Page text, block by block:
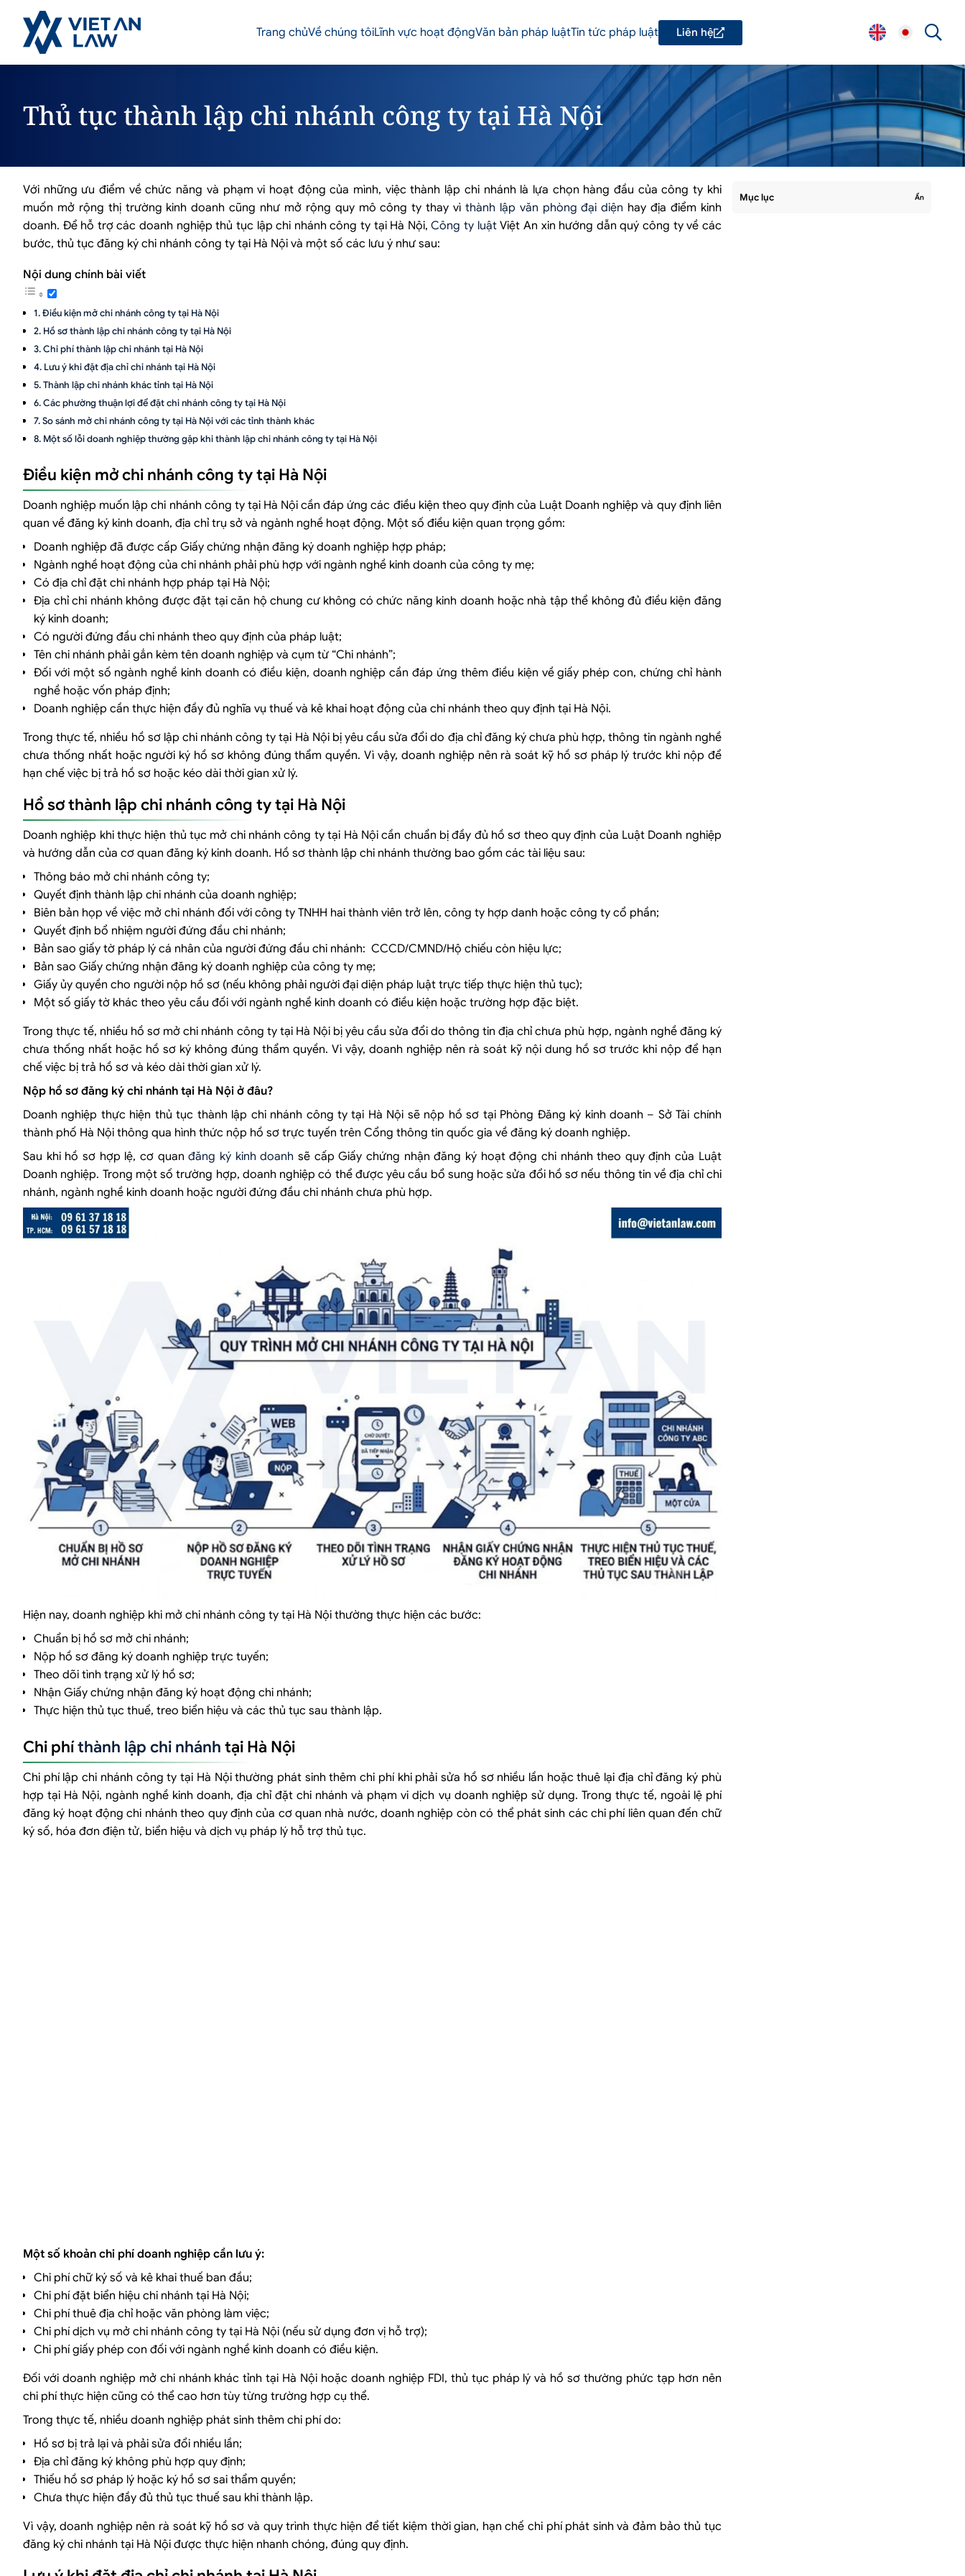
Trang chủVề chúng tôiLĩnh vực hoạt độngVăn bản pháp luậtTin tức pháp luật Liên hệ
Thủ tục thành lập chi nhánh công ty tại Hà Nội
Với những ưu điểm về chức năng và phạm vi hoạt động của mình, việc thành lập chi nhánh là lựa chọn hàng đầu của công ty khi
muốn mở rộng thị trường kinh doanh cũng như mở rộng quy mô công ty thay vì thành lập văn phòng đại diện hay địa điểm kinh
doanh. Để hỗ trợ các doanh nghiệp thủ tục lập chi nhánh công ty tại Hà Nội,Công ty luậtViệt An xin hướng dẫn quý công ty về các
bước, thủ tục đăng ký chi nhánh công ty tại Hà Nội và một số các lưu ý như sau:
Nội dung chính bài viết
Điều kiện mở chi nhánh công ty tại Hà Nội
Hồ sơ thành lập chi nhánh công ty tại Hà Nội
Chi phí thành lập chi nhánh tại Hà Nội
Lưu ý khi đặt địa chỉ chi nhánh tại Hà Nội
Thành lập chi nhánh khác tỉnh tại Hà Nội
Các phường thuận lợi để đặt chi nhánh công ty tại Hà Nội
So sánh mở chi nhánh công ty tại Hà Nội với các tỉnh thành khác
Một số lỗi doanh nghiệp thường gặp khi thành lập chi nhánh công ty tại Hà Nội
Câu hỏi thường gặp về thành lập chi nhánh công ty tại Hà Nội
Điều kiện mở chi nhánh công ty tại Hà Nội
Doanh nghiệp muốn lập chi nhánh công ty tại Hà Nội cần đáp ứng các điều kiện theo quy định của Luật Doanh nghiệp và quy định liên
quan về đăng ký kinh doanh, địa chỉ trụ sở và ngành nghề hoạt động. Một số điều kiện quan trọng gồm:
Doanh nghiệp đã được cấp Giấy chứng nhận đăng ký doanh nghiệp hợp pháp;
Ngành nghề hoạt động của chi nhánh phải phù hợp với ngành nghề kinh doanh của công ty mẹ;
Có địa chỉ đặt chi nhánh hợp pháp tại Hà Nội;
Địa chỉ chi nhánh không được đặt tại căn hộ chung cư không có chức năng kinh doanh hoặc nhà tập thể không đủ điều kiện đăng
ký kinh doanh;
Có người đứng đầu chi nhánh theo quy định của pháp luật;
Tên chi nhánh phải gắn kèm tên doanh nghiệp và cụm từ “Chi nhánh”;
Đối với một số ngành nghề kinh doanh có điều kiện, doanh nghiệp cần đáp ứng thêm điều kiện về giấy phép con, chứng chỉ hành
nghề hoặc vốn pháp định;
Doanh nghiệp cần thực hiện đầy đủ nghĩa vụ thuế và kê khai hoạt động của chi nhánh theo quy định tại Hà Nội.
Trong thực tế, nhiều hồ sơ lập chi nhánh công ty tại Hà Nội bị yêu cầu sửa đổi do địa chỉ đăng ký chưa phù hợp, thông tin ngành nghề
chưa thống nhất hoặc người ký hồ sơ không đúng thẩm quyền. Vì vậy, doanh nghiệp nên rà soát kỹ hồ sơ pháp lý trước khi nộp để
hạn chế việc bị trả hồ sơ hoặc kéo dài thời gian xử lý.
Hồ sơ thành lập chi nhánh công ty tại Hà Nội
Doanh nghiệp khi thực hiện thủ tục mở chi nhánh công ty tại Hà Nội cần chuẩn bị đầy đủ hồ sơ theo quy định của Luật Doanh nghiệp
và hướng dẫn của cơ quan đăng ký kinh doanh. Hồ sơ thành lập chi nhánh thường bao gồm các tài liệu sau:
Thông báo mở chi nhánh công ty;
Quyết định thành lập chi nhánh của doanh nghiệp;
Biên bản họp về việc mở chi nhánh đối với công ty TNHH hai thành viên trở lên, công ty hợp danh hoặc công ty cổ phần;
Quyết định bổ nhiệm người đứng đầu chi nhánh;
Bản sao giấy tờ pháp lý cá nhân của người đứng đầu chi nhánh: CCCD/CMND/Hộ chiếu còn hiệu lực;
Bản sao Giấy chứng nhận đăng ký doanh nghiệp của công ty mẹ;
Giấy ủy quyền cho người nộp hồ sơ (nếu không phải người đại diện pháp luật trực tiếp thực hiện thủ tục);
Một số giấy tờ khác theo yêu cầu đối với ngành nghề kinh doanh có điều kiện hoặc trường hợp đặc biệt.
Trong thực tế, nhiều hồ sơ mở chi nhánh công ty tại Hà Nội bị yêu cầu sửa đổi do thông tin địa chỉ chưa phù hợp, ngành nghề đăng ký
chưa thống nhất hoặc hồ sơ ký không đúng thẩm quyền. Vì vậy, doanh nghiệp nên rà soát kỹ nội dung hồ sơ trước khi nộp để hạn
chế việc bị trả hồ sơ và kéo dài thời gian xử lý.
Nộp hồ sơ đăng ký chi nhánh tại Hà Nội ở đâu?
Doanh nghiệp thực hiện thủ tục thành lập chi nhánh công ty tại Hà Nội sẽ nộp hồ sơ tại Phòng Đăng ký kinh doanh – Sở Tài chính
thành phố Hà Nội thông qua hình thức nộp hồ sơ trực tuyến trên Cổng thông tin quốc gia về đăng ký doanh nghiệp.
Sau khi hồ sơ hợp lệ, cơ quanđăng ký kinh doanh sẽ cấp Giấy chứng nhận đăng ký hoạt động chi nhánh theo quy định của Luật
Doanh nghiệp. Trong một số trường hợp, doanh nghiệp có thể được yêu cầu bổ sung hoặc sửa đổi hồ sơ nếu thông tin về địa chỉ chi
nhánh, ngành nghề kinh doanh hoặc người đứng đầu chi nhánh chưa phù hợp.
Hiện nay, doanh nghiệp khi mở chi nhánh công ty tại Hà Nội thường thực hiện các bước:
Chuẩn bị hồ sơ mở chi nhánh;
Nộp hồ sơ đăng ký doanh nghiệp trực tuyến;
Theo dõi tình trạng xử lý hồ sơ;
Nhận Giấy chứng nhận đăng ký hoạt động chi nhánh;
Thực hiện thủ tục thuế, treo biển hiệu và các thủ tục sau thành lập.
Chi phíthành lập chi nhánh tại Hà Nội
Chi phí lập chi nhánh công ty tại Hà Nội thường phát sinh thêm chi phí khi phải sửa hồ sơ nhiều lần hoặc thuê lại địa chỉ đăng ký phù
hợp tại Hà Nội, ngành nghề kinh doanh, địa chỉ đặt chi nhánh và phạm vi dịch vụ doanh nghiệp sử dụng. Trong thực tế, ngoài lệ phí
đăng ký hoạt động chi nhánh theo quy định của cơ quan nhà nước, doanh nghiệp còn có thể phát sinh các chi phí liên quan đến chữ
ký số, hóa đơn điện tử, biển hiệu và dịch vụ pháp lý hỗ trợ thủ tục.
Một số khoản chi phí doanh nghiệp cần lưu ý:
Chi phí chữ ký số và kê khai thuế ban đầu;
Chi phí đặt biển hiệu chi nhánh tại Hà Nội;
Chi phí thuê địa chỉ hoặc văn phòng làm việc;
Chi phí dịch vụ mở chi nhánh công ty tại Hà Nội (nếu sử dụng đơn vị hỗ trợ);
Chi phí giấy phép con đối với ngành nghề kinh doanh có điều kiện.
Đối với doanh nghiệp mở chi nhánh khác tỉnh tại Hà Nội hoặc doanh nghiệp FDI, thủ tục pháp lý và hồ sơ thường phức tạp hơn nên
chi phí thực hiện cũng có thể cao hơn tùy từng trường hợp cụ thể.
Trong thực tế, nhiều doanh nghiệp phát sinh thêm chi phí do:
Hồ sơ bị trả lại và phải sửa đổi nhiều lần;
Địa chỉ đăng ký không phù hợp quy định;
Thiếu hồ sơ pháp lý hoặc ký hồ sơ sai thẩm quyền;
Chưa thực hiện đầy đủ thủ tục thuế sau khi thành lập.
Vì vậy, doanh nghiệp nên rà soát kỹ hồ sơ và quy trình thực hiện để tiết kiệm thời gian, hạn chế chi phí phát sinh và đảm bảo thủ tục
đăng ký chi nhánh tại Hà Nội được thực hiện nhanh chóng, đúng quy định.
Mục lục Ẩn